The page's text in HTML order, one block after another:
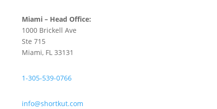
Miami – Head Office:
1000 Brickell Ave
Ste 715
Miami, FL 33131
1-305-539-0766
info@shortkut.com